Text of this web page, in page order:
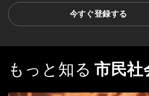
今すぐ登録する
もっと知る 市民社